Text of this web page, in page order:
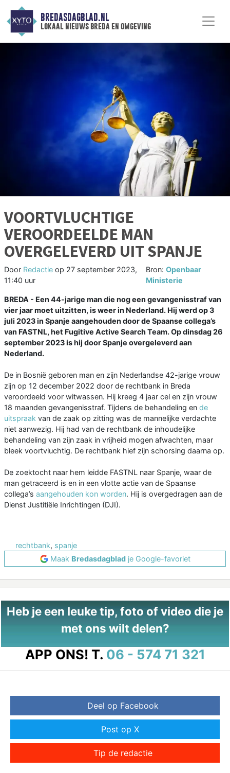
BREDASDAGBLAD.NL
lokaal nieuws breda en omgeving
VOORTVLUCHTIGE
VEROORDEELDE MAN
OVERGELEVERD UIT SPANJE
Door Redactie op 27 september 2023,
11:40 uur
Bron:Openbaar
Ministerie
BREDA - Een 44-jarige man die nog een gevangenisstraf van
vier jaar moet uitzitten, is weer in Nederland. Hij werd op 3
juli 2023 in Spanje aangehouden door de Spaanse collega’s
van FASTNL, het Fugitive Active Search Team. Op dinsdag 26
september 2023 is hij door Spanje overgeleverd aan
Nederland.
De in Bosnië geboren man en zijn Nederlandse 42-jarige vrouw
zijn op 12 december 2022 door de rechtbank in Breda
veroordeeld voor witwassen. Hij kreeg 4 jaar cel en zijn vrouw
18 maanden gevangenisstraf. Tijdens de behandeling en de
uitspraak van de zaak op zitting was de mannelijke verdachte
niet aanwezig. Hij had van de rechtbank de inhoudelijke
behandeling van zijn zaak in vrijheid mogen afwachten, maar
bleek voortvluchtig. De rechtbank hief zijn schorsing daarna op.
De zoektocht naar hem leidde FASTNL naar Spanje, waar de
man getraceerd is en in een vlotte actie van de Spaanse
collega’s aangehouden kon worden. Hij is overgedragen aan de
Dienst Justitiële Inrichtingen (DJI).
rechtbank, spanje
Maak Bredasdagbladje Google-favoriet
Heb je een leuke tip, foto of video die je
met ons wilt delen?
APP ONS! T. 06 - 574 71 321
Deel op Facebook
Post op X
Tip de redactie